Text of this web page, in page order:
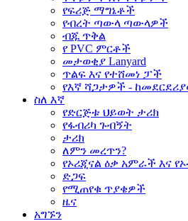
የፍሪጅ ማግኔቶች
የብረት ጣውላ ጣውላዎች
ብጁ ጥቅል
የ PVC ምርቶች
መታወቂያ Lanyard
ጥልፍ እና የተሸመነ ፓች
የእኛ ሻጋታዎች -
ስለ እኛ
የድርጅቱ ህይወት ታሪክ
የፋብሪካ ጉብኝት
ታሪክ
ለምን መረጥን?
የኦሪጂናል ዕቃ አምራች እና
ድጋፍ
የሚጠየቁ ጥያቄዎች
ዜና
አግኙን